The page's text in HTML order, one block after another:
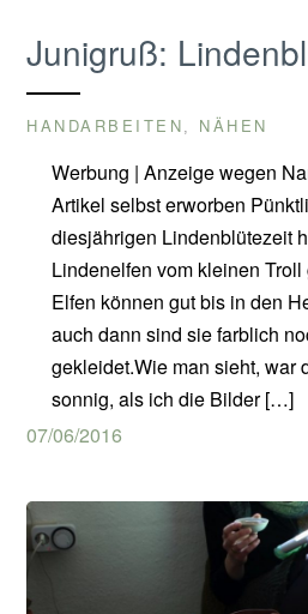
Junigruß:
HANDARBEITEN , NÄHEN
Werbung | Anzeige wegen
Artikel selbst erworben
diesjährigen Lindenblütezeit
Lindenelfen vom kleinen
Elfen können gut bis in den
auch dann sind sie farblich
gekleidet.Wie man sieht, war
sonnig, als ich die Bilder […]
07/06/2016